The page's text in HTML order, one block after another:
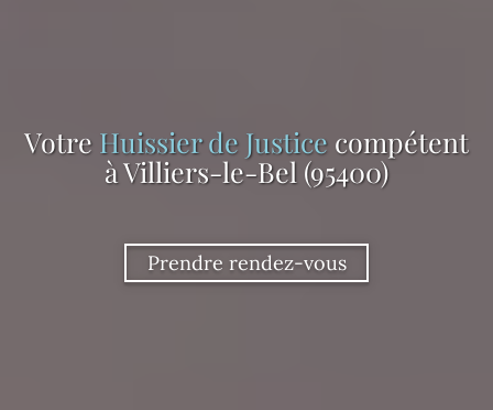
Votre Huissier de Justice compétent
à Villiers-le-Bel (95400)
Prendre rendez-vous